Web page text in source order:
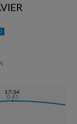
17:34
0.45